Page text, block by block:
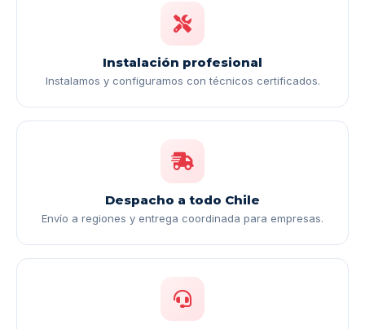
Instalación profesional
Instalamos y configuramos con técnicos certificados.
Despacho a todo Chile
Envío a regiones y entrega coordinada para empresas.